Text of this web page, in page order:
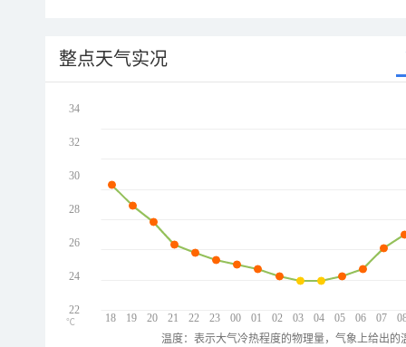
整点天气实况
18 19 20 21 22 23 00 01 02 03 04 05 06 07
34
32
30
28
26
24
22
℃
温度：表示大气冷热程度的物理量，气象上给出